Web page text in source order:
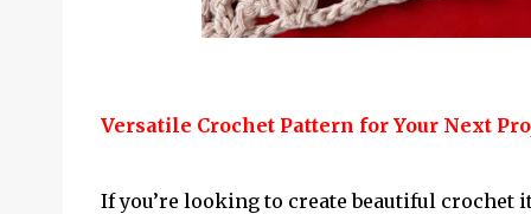
Versatile Crochet Pattern for Your Next
If you’re looking to create beautiful crochet